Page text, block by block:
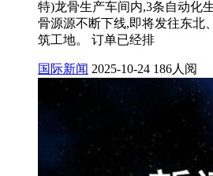
特)龙骨生产车间内,3条自动化
骨源源不断下线,即将发往东北
筑工地。 订单已经排
国际新闻 2025-10-24 186人阅